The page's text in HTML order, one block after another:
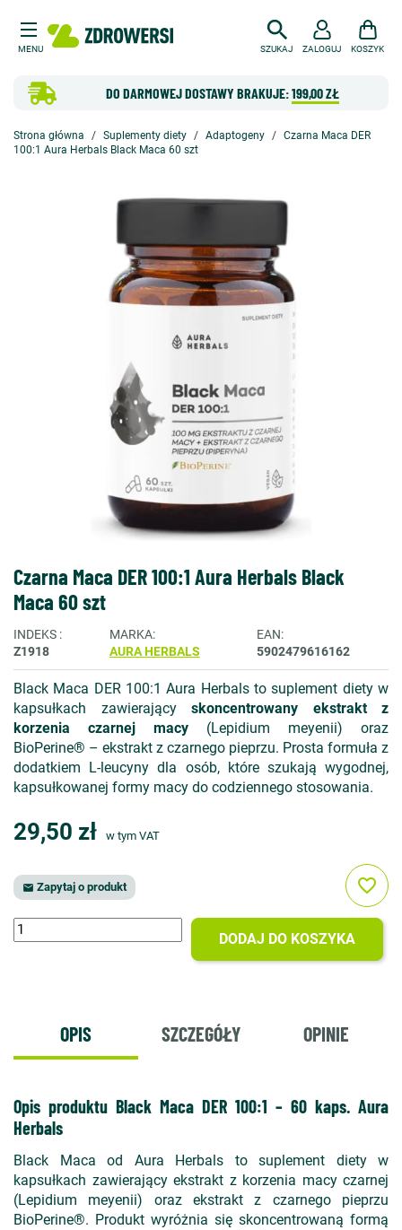
MENU SZUKAJ
DO DARMOWEJ DOSTAWY BRAKUJE:199,00 ZŁ
ZALOGUJ KOSZYK
Strona główna Suplementy diety Adaptogeny
Czarna Maca DER
100:1 Aura Herbals Black Maca 60 szt
Czarna Maca DER 100:1 Aura Herbals Black
Maca 60 szt
INDEKS
Z1918
MARKA
AURA HERBALS
EAN
5902479616162
Black Maca DER 100:1 Aura Herbals to suplement diety w
kapsułkach zawierający skoncentrowany ekstrakt z
korzenia czarnej macy (Lepidium meyenii) oraz
BioPerine® – ekstrakt z czarnego pieprzu. Prosta formuła z
dodatkiem L-leucyny dla osób, które szukają wygodnej,
kapsułkowanej formy macy do codziennego stosowania.
29,50 zł w tym VAT
 Zapytaj o produkt
DODAJ DO KOSZYKA
favorite_border
OPIS SZCZEGÓŁY OPINIE
Opis produktu Black Maca DER 100:1 – 60 kaps. Aura
Herbals
Black Maca od Aura Herbals to suplement diety w
kapsułkach zawierający ekstrakt z korzenia macy czarnej
(Lepidium meyenii) oraz ekstrakt z czarnego pieprzu
BioPerine®. Produkt wyróżnia się skoncentrowaną formą